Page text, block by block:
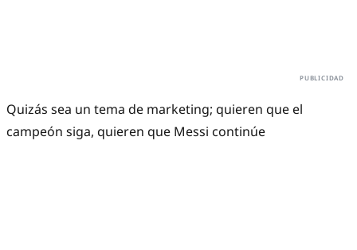
Quizás sea un tema de marketing; quieren que el
campeón siga, quieren que Messi continúe